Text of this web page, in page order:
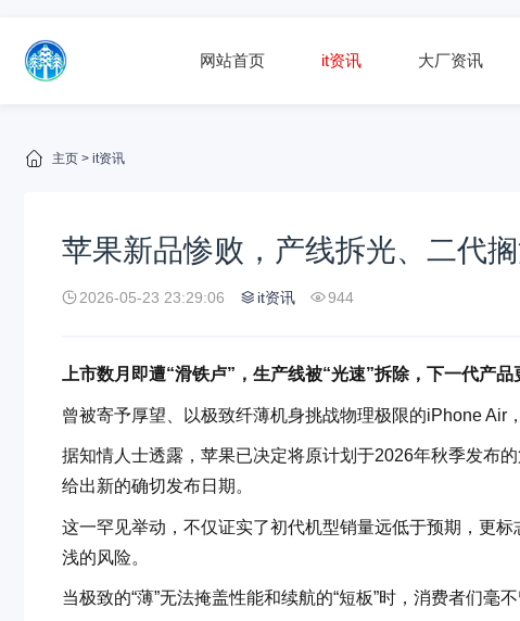
网站首页 it资讯 大厂资讯
主页 > it资讯
苹果新品惨败，产线拆光、二代
2026-05-23 23:29:06 it资讯 944
上市数月即遭“滑铁卢”，生产线被“光速”拆除，下一代产品
曾被寄予厚望、以极致纤薄机身挑战物理极限的iPhone Air
据知情人士透露，苹果已决定将原计划于2026年秋季发布
给出新的确切发布日期。
这一罕见举动，不仅证实了初代机型销量远低于预期，更
浅的风险。
当极致的“薄”无法掩盖性能和续航的“短板”时，消费者们毫